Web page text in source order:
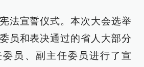
法宣誓仪式。本次大会选举
员和表决通过的省人大部分
员、副主任委员进行了宣